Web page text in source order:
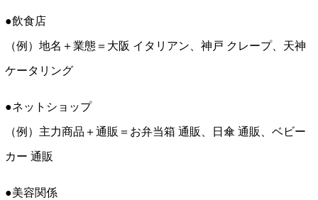
●飲食店
（例）地名＋業態＝大阪 イタリアン、神戸 クレープ、天神
ケータリング
●ネットショップ
（例）主力商品＋通販＝お弁当箱 通販、日傘 通販、ベビー
カー 通販
●美容関係